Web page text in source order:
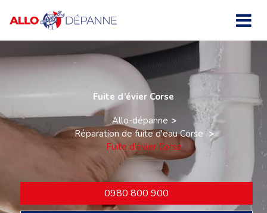
Fuite d’évier Corse
Allo-dépanne
Réparation de fuite d'eau Corse
Fuite d’évier Corse
0980 800 900